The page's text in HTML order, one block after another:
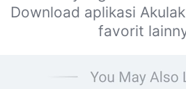
Download aplikasi
favorit